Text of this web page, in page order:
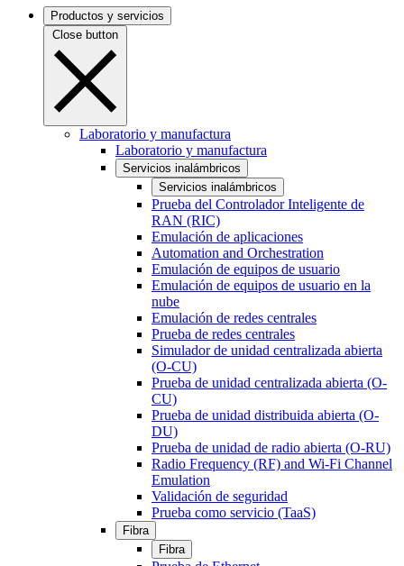
Productos y servicios
Close button
Laboratorio y manufactura
Laboratorio y manufactura
Servicios inalámbricos
Servicios inalámbricos
Prueba del Controlador Inteligente de
RAN (RIC)
Emulación de aplicaciones
Automation and Orchestration
Emulación de equipos de usuario
Emulación de equipos de usuario en la
nube
Emulación de redes centrales
Prueba de redes centrales
Simulador de unidad centralizada abierta
(O-CU)
Prueba de unidad centralizada abierta (O-
CU)
Prueba de unidad distribuida abierta (O-
DU)
Prueba de unidad de radio abierta (O-RU)
Radio Frequency (RF) and Wi-Fi Channel
Emulation
Validación de seguridad
Prueba como servicio (TaaS)
Fibra
Fibra